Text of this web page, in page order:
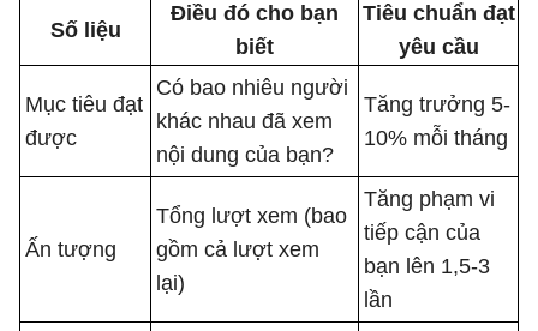
Số liệu
Điều đó cho bạn
biết
Tiêu chuẩn đạt
yêu cầu
Mục tiêu đạt
được
Có bao nhiêu người
khác nhau đã xem
nội dung của bạn?
Tăng trưởng 5-
10% mỗi tháng
Ấn tượng
Tổng lượt xem (bao
gồm cả lượt xem
lại)
Tăng phạm vi
tiếp cận của
bạn lên 1,5-3
lần